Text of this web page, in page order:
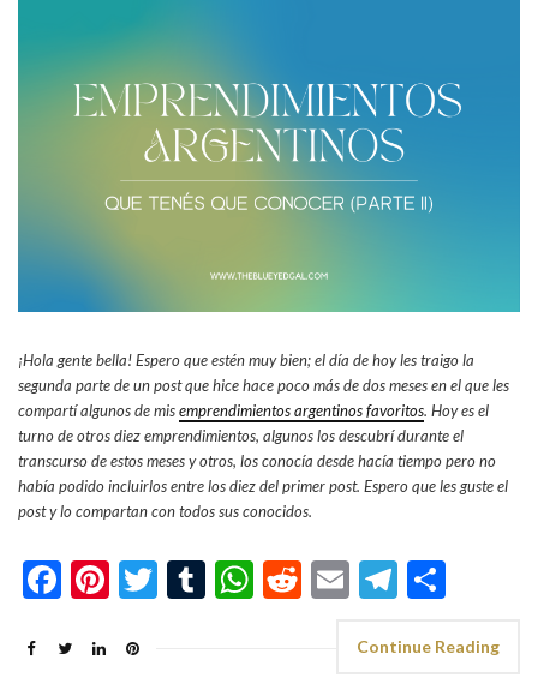
¡Hola gente bella! Espero que estén muy bien; el día de hoy les traigo la
segunda parte de un post que hice hace poco más de dos meses en el que les
compartí algunos de misemprendimientos argentinos favoritos. Hoy es el
turno de otros diez emprendimientos, algunos los descubrí durante el
transcurso de estos meses y otros, los conocía desde hacía tiempo pero no
había podido incluirlos entre los diez del primer post. Espero que les guste el
post y lo compartan con todos sus conocidos.
Facebook
Pinterest
Twitter
Tumblr
WhatsApp
Reddit
Email
Continue Reading